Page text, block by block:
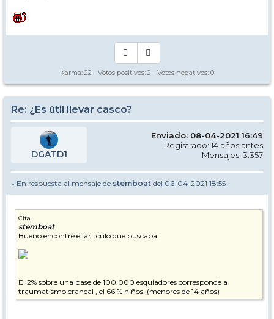
Karma: 22 - Votos positivos: 2 - Votos negativos: 0
Re: ¿Es útil llevar casco?
DGATD1
Enviado: 08-04-2021 16:49
Registrado: 14 años antes
Mensajes: 3.357
» En respuesta al mensaje de stemboat del 06-04-2021 18:55
Cita
stemboat
Bueno encontré el articulo que buscaba :
El 2% sobre una base de 100.000 esquiadores corresponde a
traumatismo craneal , el 66 % niños. (menores de 14 años)